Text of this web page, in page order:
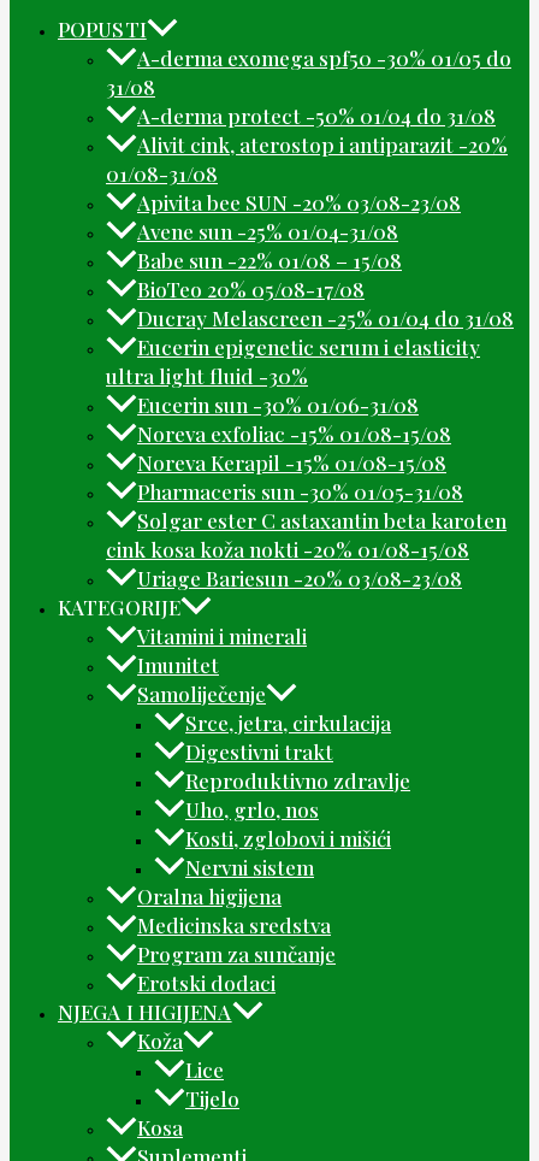
POPUSTI
A-derma exomega spf50 -30% 01/05 do
31/08
A-derma protect -50% 01/04 do 31/08
Alivit cink, aterostop i antiparazit -20%
01/08-31/08
Apivita bee SUN -20% 03/08-23/08
Avene sun -25% 01/04-31/08
Babe sun -22% 01/08 – 15/08
BioTeo 20% 05/08-17/08
Ducray Melascreen -25% 01/04 do 31/08
Eucerin epigenetic serum i elasticity
ultra light fluid -30%
Eucerin sun -30% 01/06-31/08
Noreva exfoliac -15% 01/08-15/08
Noreva Kerapil -15% 01/08-15/08
Pharmaceris sun -30% 01/05-31/08
Solgar ester C astaxantin beta karoten
cink kosa koža nokti -20% 01/08-15/08
Uriage Bariesun -20% 03/08-23/08
KATEGORIJE
Vitamini i minerali
Imunitet
Samoliječenje
Srce, jetra, cirkulacija
Digestivni trakt
Reproduktivno zdravlje
Uho, grlo, nos
Kosti, zglobovi i mišići
Nervni sistem
Oralna higijena
Medicinska sredstva
Program za sunčanje
Erotski dodaci
NJEGA I HIGIJENA
Koža
Lice
Tijelo
Kosa